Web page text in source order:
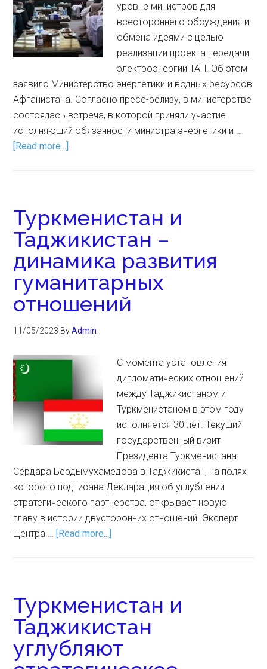
уровне министров для
всестороннего обсуждения и
обмена идеями с целью
реализации проекта передачи
электроэнергии ТАП. Об этом
заявило Министерство энергетики и водных ресурсов
Афганистана. Согласно пресс-релизу, в министерстве
состоялась встреча, в которой приняли участие
исполняющий обязанности министра энергетики и …
[Read more...]
Туркменистан и
Таджикистан –
динамика развития
гуманитарных
отношений
11/05/2023 ByAdmin
С момента установления
дипломатических отношений
между Таджикистаном и
Туркменистаном в этом году
исполняется 30 лет. Текущий
государственный визит
Президента Туркменистана
Сердара Бердымухамедова в Таджикистан, на полях
которого подписана Декларация об углублении
стратегического партнерства, открывает новую
главу в истории двусторонних отношений. Эксперт
Центра … [Read more...]
Туркменистан и
Таджикистан
углубляют